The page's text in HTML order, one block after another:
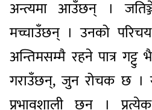
अन्त्यमा आउँछन् ।
मच्चाउँछन् । उनको
अन्तिमसम्मै रहने पात्र
गराउँछन्, जुन रोचक छ ।
प्रभावशाली छन् ।